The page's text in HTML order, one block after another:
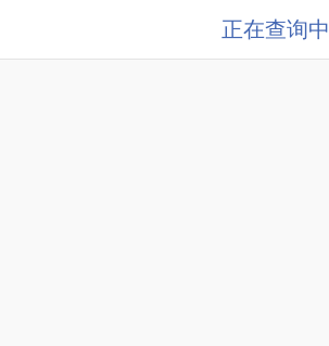
正在查询中